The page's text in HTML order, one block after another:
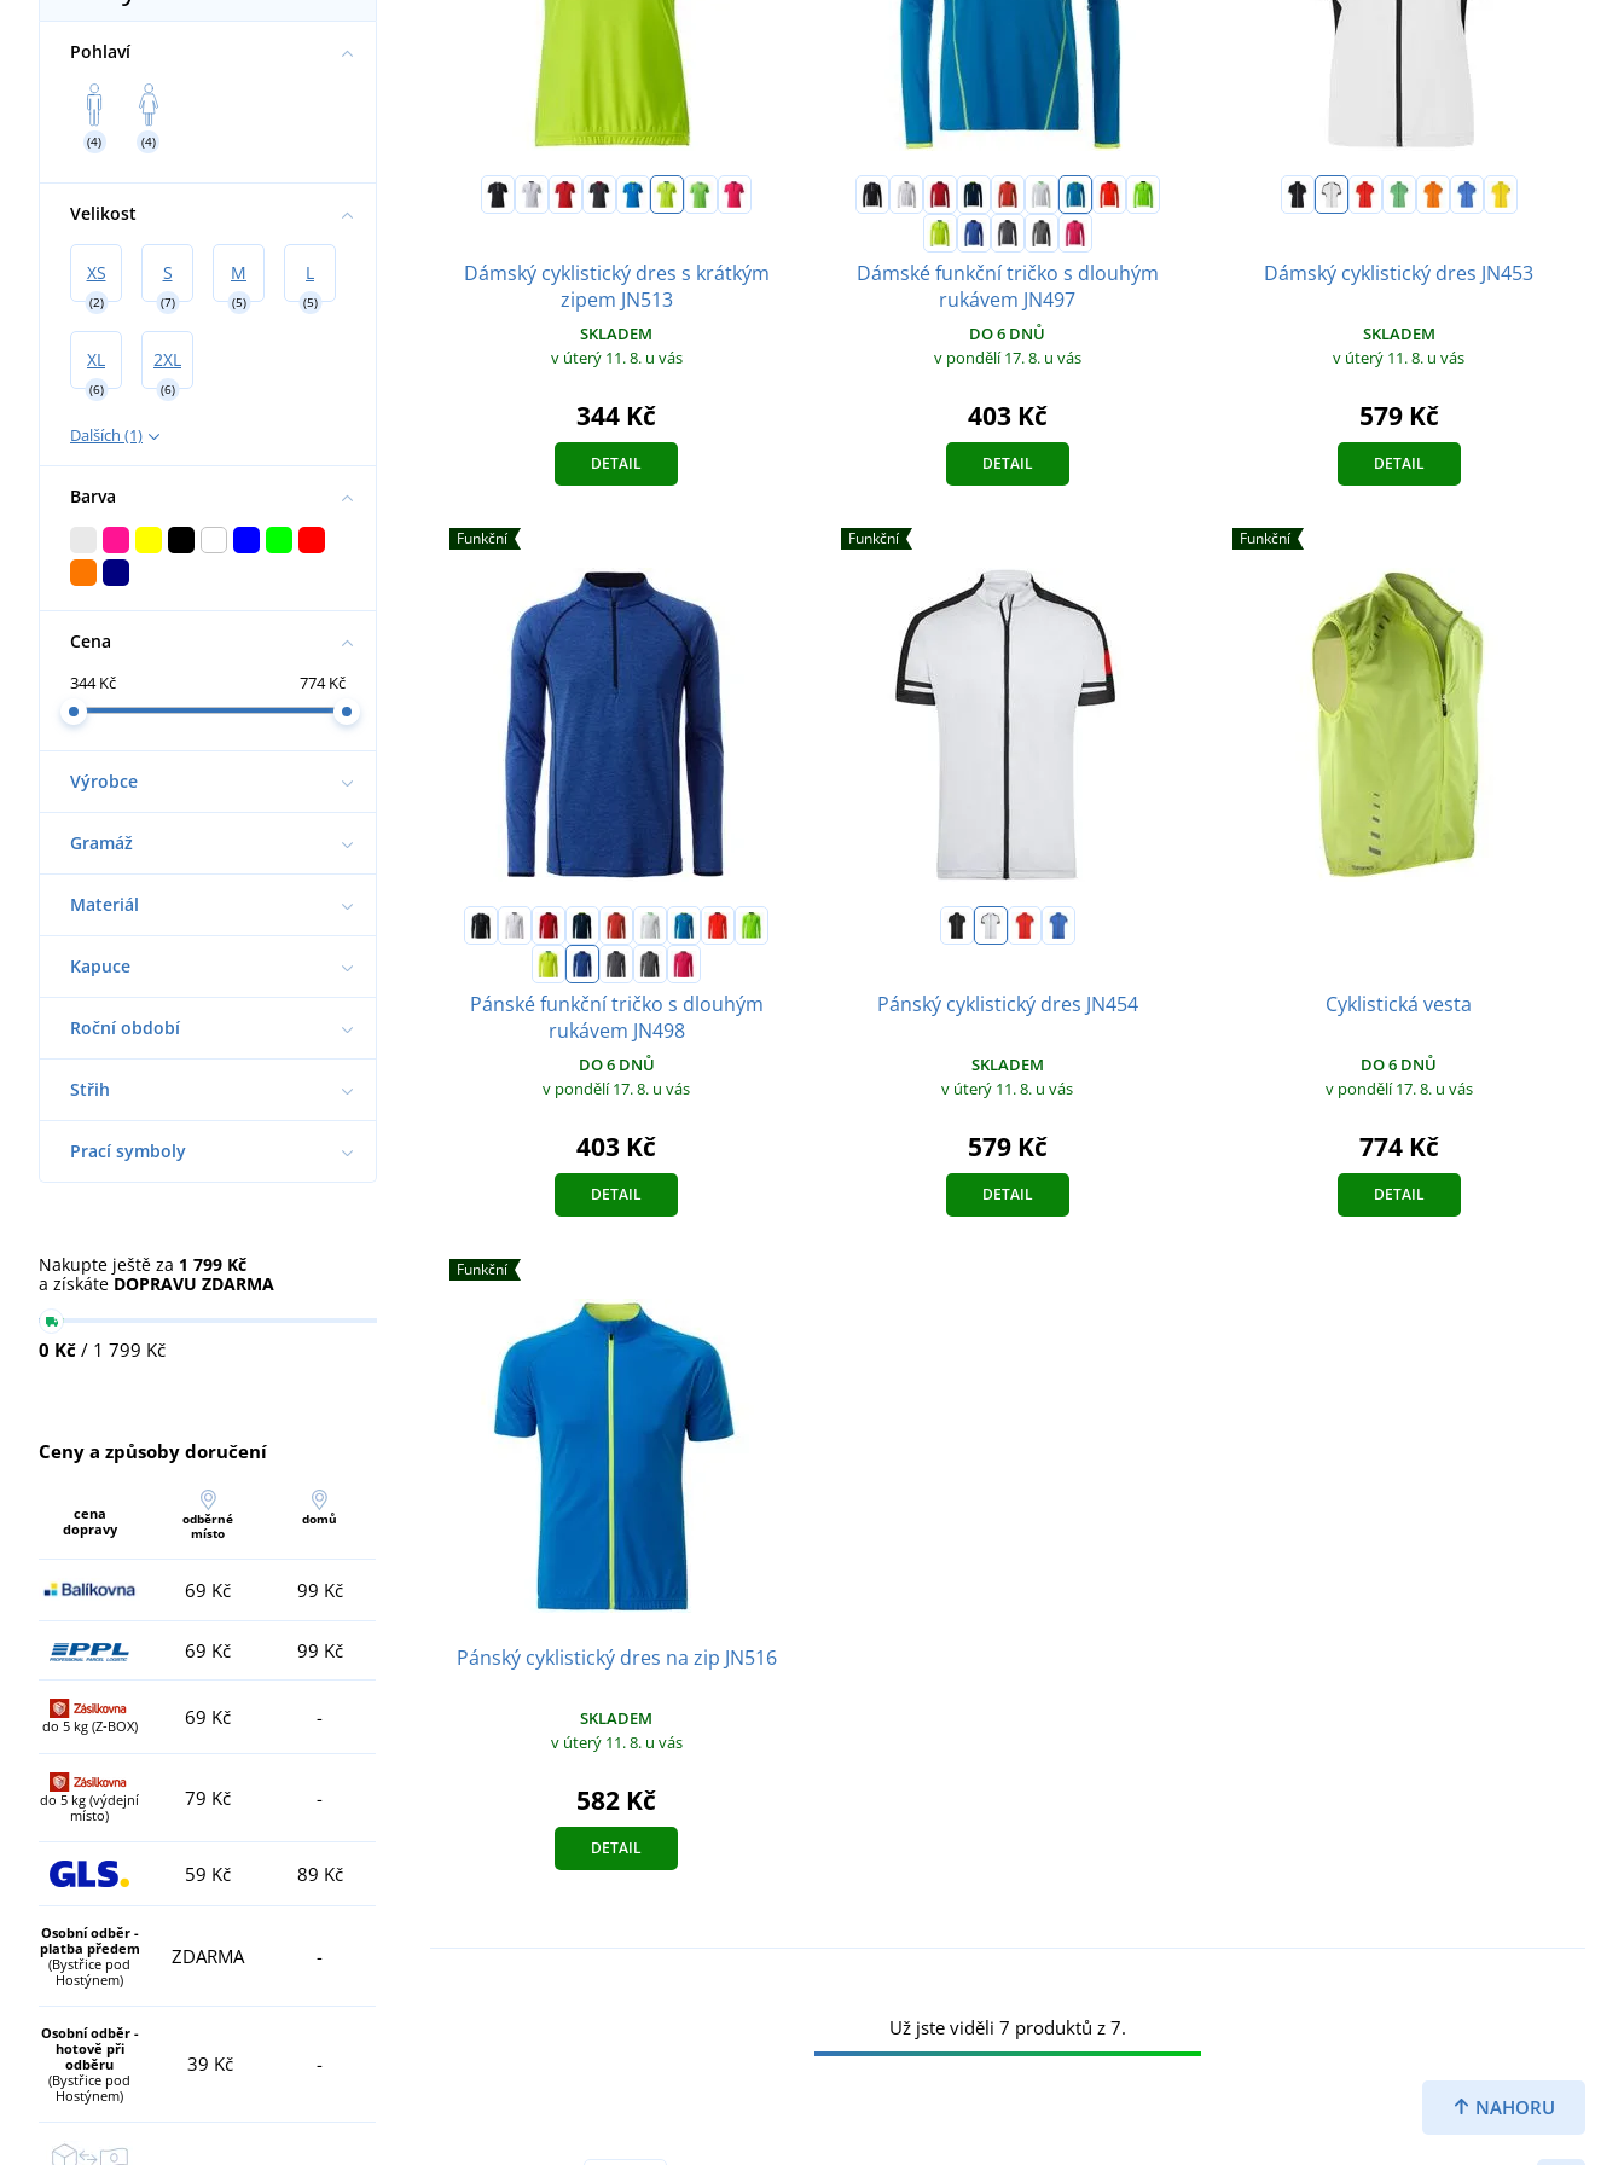
Pohlaví
(4) (4)
Velikost
XS
(2)
S
(7)
M
(5)
L
(5)
XL
(6)
2XL
(6)
Dalších (1)
Barva
Cena
344 Kč 774 Kč
Výrobce
Gramáž
Materiál
Kapuce
Roční období
Střih
Prací symboly
Nakupte ještě za 1 799 Kč
a získáte DOPRAVU ZDARMA
0 Kč / 1 799 Kč
Ceny a způsoby doručení
cena
dopravy
odběrné
místo
domů
69 Kč 99 Kč
69 Kč 99 Kč
do 5 kg (Z-BOX) 69 Kč -
do 5 kg (výdejní
místo)
79 Kč -
59 Kč 89 Kč
Osobní odběr -
platba předem
(Bystřice pod
Hostýnem)
ZDARMA -
Osobní odběr -
hotově při
odběru
(Bystřice pod
Hostýnem)
39 Kč -
Dámský cyklistický dres s krátkým
zipem JN513
SKLADEM
v úterý 11. 8. u vás
344 Kč
DETAIL
Dámské funkční tričko s dlouhým
rukávem JN497
DO 6 DNŮ
v pondělí 17. 8. u vás
403 Kč
DETAIL
Dámský cyklistický dres JN453
SKLADEM
v úterý 11. 8. u vás
579 Kč
DETAIL
Funkční
Pánské funkční tričko s dlouhým
rukávem JN498
DO 6 DNŮ
v pondělí 17. 8. u vás
403 Kč
DETAIL
Funkční
Pánský cyklistický dres JN454
SKLADEM
v úterý 11. 8. u vás
579 Kč
DETAIL
Funkční
Cyklistická vesta
DO 6 DNŮ
v pondělí 17. 8. u vás
774 Kč
DETAIL
Funkční
Pánský cyklistický dres na zip JN516
SKLADEM
v úterý 11. 8. u vás
582 Kč
DETAIL
NAHORU
Už jste viděli 7 produktů z 7.